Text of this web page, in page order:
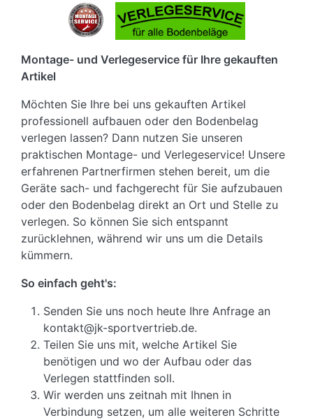
Montage- und Verlegeservice für Ihre gekauften
Artikel
Möchten Sie Ihre bei uns gekauften Artikel
professionell aufbauen oder den Bodenbelag
verlegen lassen? Dann nutzen Sie unseren
praktischen Montage- und Verlegeservice! Unsere
erfahrenen Partnerfirmen stehen bereit, um die
Geräte sach- und fachgerecht für Sie aufzubauen
oder den Bodenbelag direkt an Ort und Stelle zu
verlegen. So können Sie sich entspannt
zurücklehnen, während wir uns um die Details
kümmern.
So einfach geht's:
Senden Sie uns noch heute Ihre Anfrage an
kontakt@jk-sportvertrieb.de.
Teilen Sie uns mit, welche Artikel Sie
benötigen und wo der Aufbau oder das
Verlegen stattfinden soll.
Wir werden uns zeitnah mit Ihnen in
Verbindung setzen, um alle weiteren Schritte